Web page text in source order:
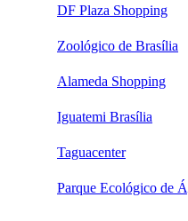
DF Plaza Shopping
Zoológico de Brasília
Alameda Shopping
Iguatemi Brasília
Taguacenter
Parque Ecológico de